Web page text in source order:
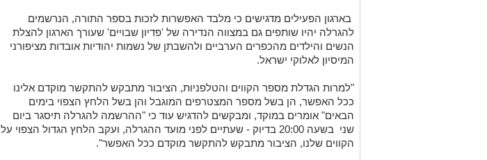
בארגון הפעילים מדגישים כי מלבד האפשרות לזכות בספר התורה, הנרשמים
להגרלה יהיו שותפים גם במצווה הנדירה של 'פדיון שבויים' שעורך הארגון להצלת
הנשים והילדים מהכפרים הערביים ולהשבתן של נשמות יהודיות אובדות מציפורני
המיסיון לאלוקי ישראל.
"למרות הגדלת מספר הקווים והטלפניות, הציבור מתבקש להתקשר מוקדם אלינו
ככל האפשר, הן בשל מספר המצטרפים המוגבל והן בשל הלחץ הצפוי בימים
הבאים" אומרים במוקד, ומבקשים להדגיש עוד כי "ההרשמה להגרלה תיסגר ביום
שני בשעה 20:00 בדיוק - שעתיים לפני מועד ההגרלה, ועקב הלחץ הגדול הצפוי על
הקווים שלנו, הציבור מתבקש להתקשר מוקדם ככל האפשר".